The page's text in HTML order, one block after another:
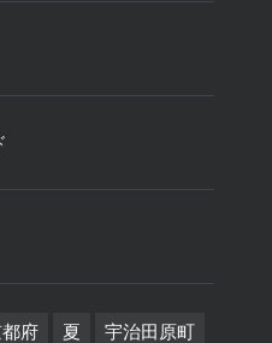
府 夏 宇治田原町